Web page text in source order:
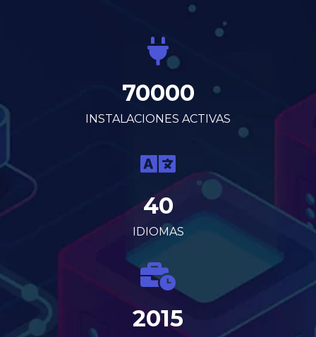
70000
INSTALACIONES ACTIVAS
40
IDIOMAS
2015